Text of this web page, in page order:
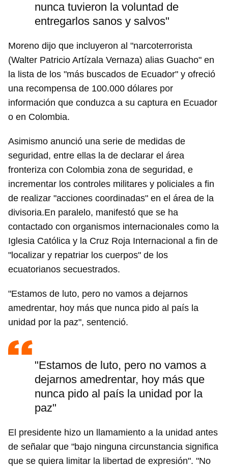
nunca tuvieron la voluntad de
entregarlos sanos y salvos"
Moreno dijo que incluyeron al "narcoterrorista
(Walter Patricio Artízala Vernaza) alias Guacho" en
la lista de los "más buscados de Ecuador" y ofreció
una recompensa de 100.000 dólares por
información que conduzca a su captura en Ecuador
o en Colombia.
Asimismo anunció una serie de medidas de
seguridad, entre ellas la de declarar el área
fronteriza con Colombia zona de seguridad, e
incrementar los controles militares y policiales a fin
de realizar "acciones coordinadas" en el área de la
divisoria.En paralelo, manifestó que se ha
contactado con organismos internacionales como la
Iglesia Católica y la Cruz Roja Internacional a fin de
"localizar y repatriar los cuerpos" de los
ecuatorianos secuestrados.
"Estamos de luto, pero no vamos a dejarnos
amedrentar, hoy más que nunca pido al país la
unidad por la paz", sentenció.
"Estamos de luto, pero no vamos a
dejarnos amedrentar, hoy más que
nunca pido al país la unidad por la
paz"
El presidente hizo un llamamiento a la unidad antes
de señalar que "bajo ninguna circunstancia significa
que se quiera limitar la libertad de expresión". "No